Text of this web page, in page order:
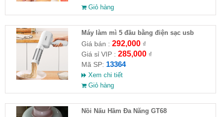
Giỏ hàng
Máy làm mì 5 đầu bằng điện sạc usb
Giá bán : 292,000₫
Giá sỉ VIP : 285,000₫
Mã SP: 13364
Xem chi tiết
Giỏ hàng
Nồi Nấu Hầm Đa Năng GT68